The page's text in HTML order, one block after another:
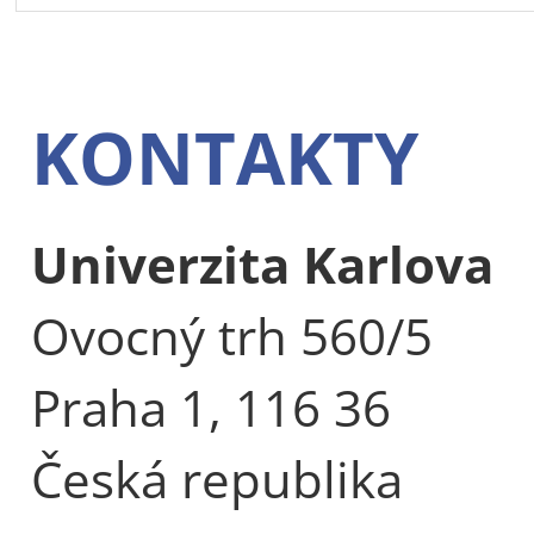
KONTAKTY
Univerzita Karlova
Ovocný trh 560/5
Praha 1, 116 36
Česká republika